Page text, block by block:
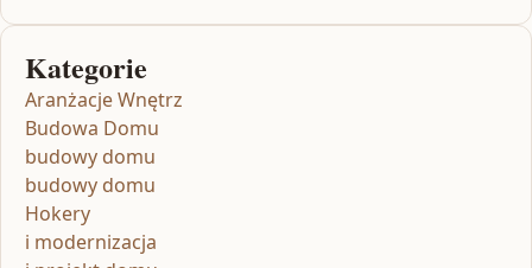
Kategorie
Aranżacje Wnętrz
Budowa Domu
budowy domu
budowy domu
Hokery
i modernizacja